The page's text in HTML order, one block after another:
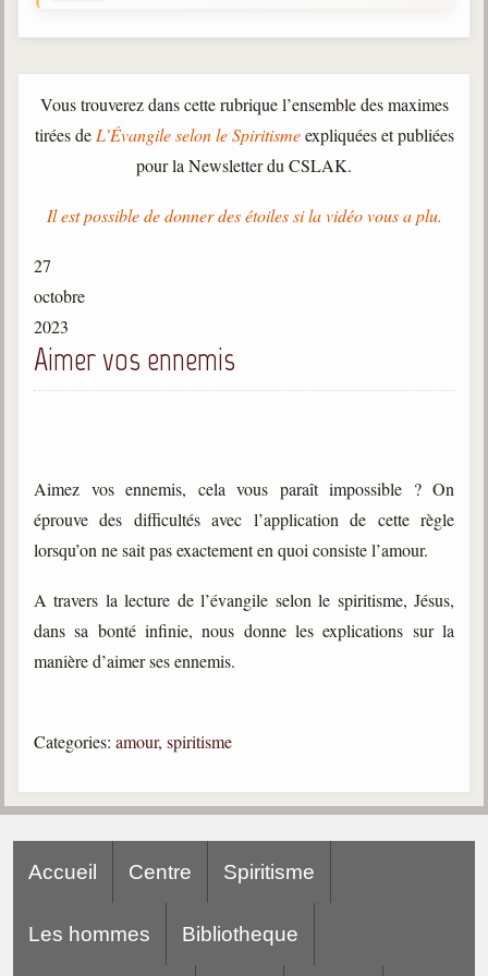
1910-2002
Divaldo Franco
Bibliothèque
Documents
trimestrielles
Maximes
Enregistrements
Diaporamas
Powerpoints
Enseignement
Cours dispensés au Centre
L'Agora
Consultez les réponses
Vous trouverez dans cette rubrique l’ensemble des maximes
tirées de L’Évangile selon le Spiritismeexpliquées et publiées
pour la Newsletter du CSLAK.
Il est possible de donner des étoiles si la vidéo vous a plu.
27
octobre
2023
Aimer vos ennemis
Aimez vos ennemis, cela vous paraît impossible ? On
éprouve des difficultés avec l’application de cette règle
lorsqu’on ne sait pas exactement en quoi consiste l’amour.
A travers la lecture de l’évangile selon le spiritisme, Jésus,
dans sa bonté infinie, nous donne les explications sur la
manière d’aimer ses ennemis.
Categories: amour, spiritisme
Accueil Centre Spiritisme
Les hommes Bibliotheque